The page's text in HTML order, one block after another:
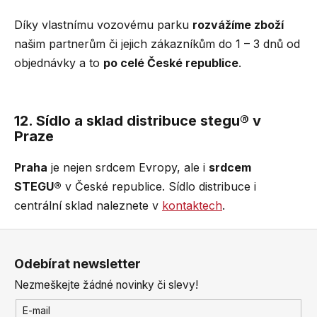
Díky vlastnímu vozovému parku rozvážíme zboží
našim partnerům či jejich zákazníkům do 1 – 3 dnů od
objednávky a to po celé České republice.
12. Sídlo a sklad distribuce stegu® v
Praze
Praha je nejen srdcem Evropy, ale i srdcem
STEGU® v České republice. Sídlo distribuce i
centrální sklad naleznete v kontaktech.
Odebírat newsletter
Nezmeškejte žádné novinky či slevy!
E-mail